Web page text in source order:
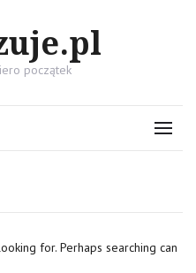
początek
Menu
for. Perhaps searching can